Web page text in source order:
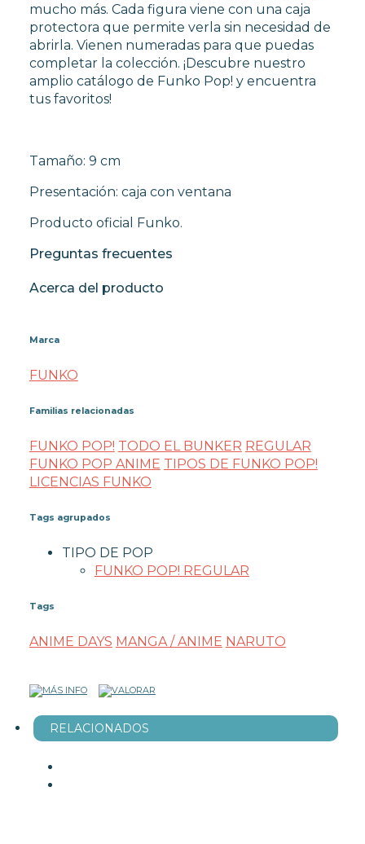
mucho más. Cada figura viene con una caja
protectora que permite verla sin necesidad de
abrirla. Vienen numeradas para que puedas
completar la colección. ¡Descubre nuestro
amplio catálogo de Funko Pop! y encuentra
tus favoritos!
Tamaño: 9 cm
Presentación: caja con ventana
Producto oficial Funko.
Preguntas frecuentes
Acerca del producto
Marca
FUNKO
Familias relacionadas
FUNKO POP! TODO EL BUNKER REGULAR
FUNKO POP ANIME TIPOS DE FUNKO POP!
LICENCIAS FUNKO
Tags agrupados
TIPO DE POP
FUNKO POP! REGULAR
Tags
ANIME DAYS MANGA / ANIME NARUTO
RELACIONADOS